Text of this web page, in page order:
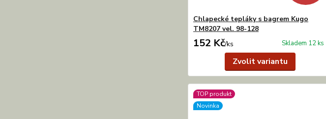
Chlapecké tepláky s bagrem Kugo
TM8207 vel. 98-128
152 Kč/ks Skladem 12 ks
Zvolit variantu
TOP produkt
Novinka